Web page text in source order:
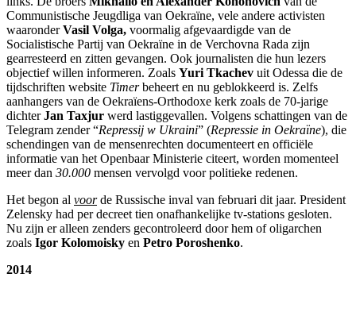
Communistische Jeugdliga van Oekraïne, vele andere activisten
waaronderVasil Volga, voormalig afgevaardigde van de
Socialistische Partij van Oekraïne in de Verchovna Rada zijn
gearresteerd en zitten gevangen. Ook journalisten die hun lezers
objectief willen informeren. Zoals Yuri Tkachev uit Odessa die de
tijdschriften website Timerbeheert en nu geblokkeerd is. Zelfs
aanhangers van de Oekraïens-Orthodoxe kerk zoals de 70-jarige
dichterJan Taxjur werd lastiggevallen. Volgens schattingen van de
Telegram zender “Repressij w Ukraini” (Repressie in Oekraïne), die
schendingen van de mensenrechten documenteert en officiële
informatie van het Openbaar Ministerie citeert, worden momenteel
meer dan 30.000 mensen vervolgd voor politieke redenen.
Het begon al voor de Russische inval van februari dit jaar. President
Zelensky had per decreet tien onafhankelijke tv-stations gesloten.
Nu zijn er alleen zenders gecontroleerd door hem of oligarchen
zoals Igor Kolomoisky en Petro Poroshenko.
2014